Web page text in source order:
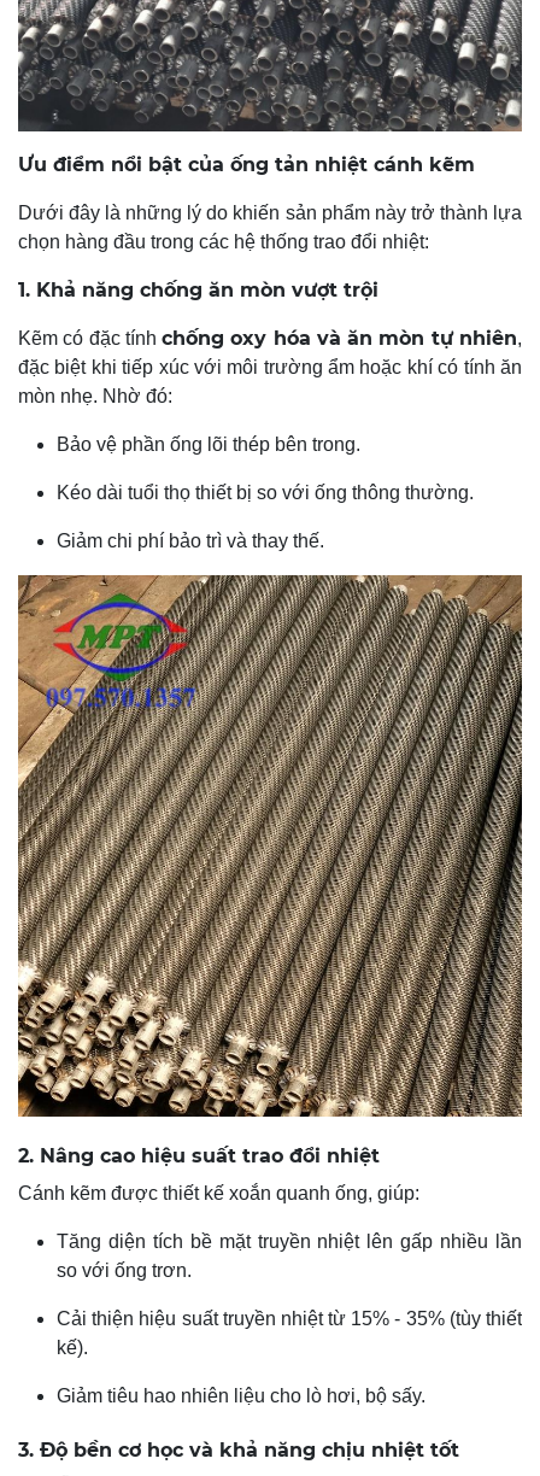
Ưu điểm nổi bật của ống tản nhiệt cánh kẽm
Dưới đây là những lý do khiến sản phẩm này trở thành lựa
chọn hàng đầu trong các hệ thống trao đổi nhiệt:
1. Khả năng chống ăn mòn vượt trội
Kẽm có đặc tínhchống oxy hóa và ăn mòn tự nhiên,
đặc biệt khi tiếp xúc với môi trường ẩm hoặc khí có tính ăn
mòn nhẹ. Nhờ đó:
Bảo vệ phần ống lõi thép bên trong.
Kéo dài tuổi thọ thiết bị so với ống thông thường.
Giảm chi phí bảo trì và thay thế.
2. Nâng cao hiệu suất trao đổi nhiệt
Cánh kẽm được thiết kế xoắn quanh ống, giúp:
Tăng diện tích bề mặt truyền nhiệt lên gấp nhiều lần
so với ống trơn.
Cải thiện hiệu suất truyền nhiệt từ 15% - 35% (tùy thiết
kế).
Giảm tiêu hao nhiên liệu cho lò hơi, bộ sấy.
3. Độ bền cơ học và khả năng chịu nhiệt tốt